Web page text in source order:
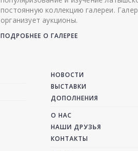
постоянную коллекцию галереи.
организует аукционы.
ПОДРОБНЕЕ О ГАЛЕРЕЕ
НОВОСТИ
ВЫСТАВКИ
ДОПОЛНЕНИЯ
О НАС
НАШИ ДРУЗЬЯ
КОНТАКТЫ